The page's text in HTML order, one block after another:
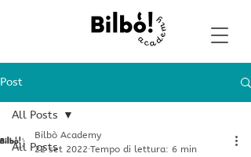
Post
All Posts
All Posts
Bilbò Academy
22 set 2022 Tempo di lettura: 6 min